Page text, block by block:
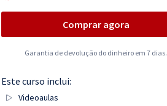
Comprar agora
Garantia de devolução do dinheiro em 7 dias.
Este curso inclui:
Videoaulas